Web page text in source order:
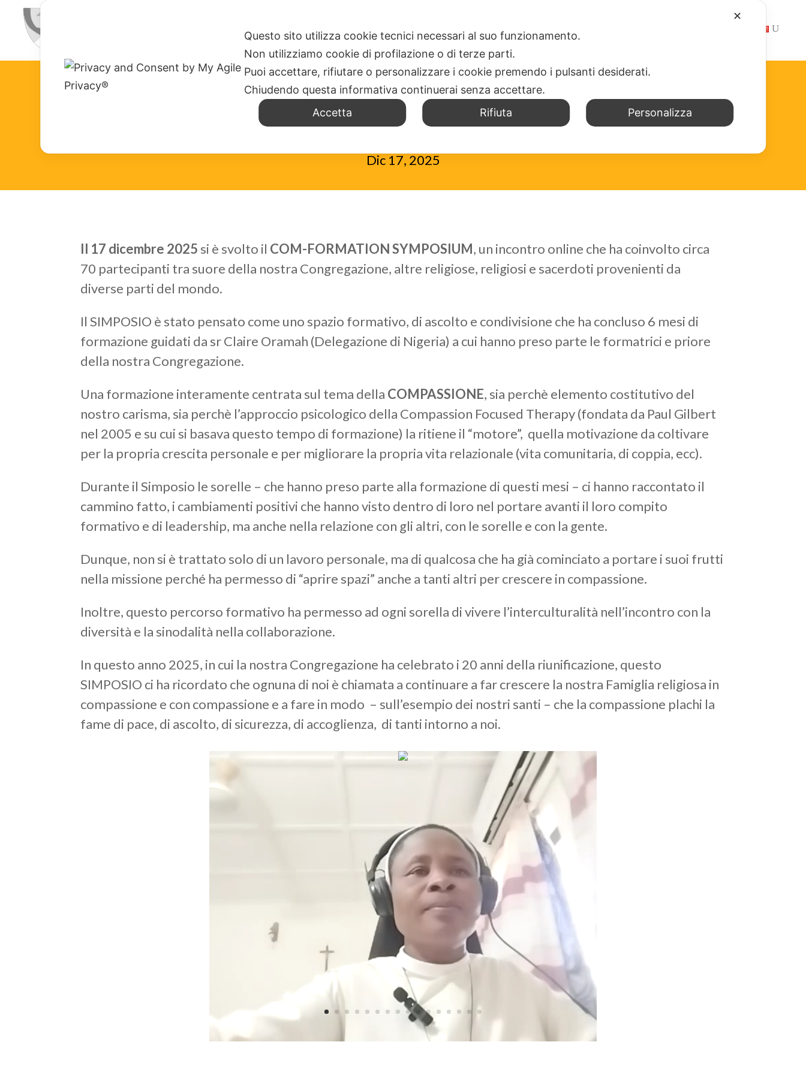
SYMPOSIUM ONLINE
Dic 17, 2025
Il 17 dicembre 2025 si è svolto il COM-FORMATION SYMPOSIUM, un incontro online che ha coinvolto circa
70 partecipanti tra suore della nostra Congregazione, altre religiose, religiosi e sacerdoti provenienti da
diverse parti del mondo.
Il SIMPOSIO è stato pensato come uno spazio formativo, di ascolto e condivisione che ha concluso 6 mesi di
formazione guidati da sr Claire Oramah (Delegazione di Nigeria) a cui hanno preso parte le formatrici e priore
della nostra Congregazione.
Una formazione interamente centrata sul tema della COMPASSIONE, sia perchè elemento costitutivo del
nostro carisma, sia perchè l’approccio psicologico della Compassion Focused Therapy (fondata da Paul Gilbert
nel 2005 e su cui si basava questo tempo di formazione) la ritiene il “motore”, quella motivazione da coltivare
per la propria crescita personale e per migliorare la propria vita relazionale (vita comunitaria, di coppia, ecc).
Durante il Simposio le sorelle – che hanno preso parte alla formazione di questi mesi – ci hanno raccontato il
cammino fatto, i cambiamenti positivi che hanno visto dentro di loro nel portare avanti il loro compito
formativo e di leadership, ma anche nella relazione con gli altri, con le sorelle e con la gente.
Dunque, non si è trattato solo di un lavoro personale, ma di qualcosa che ha già cominciato a portare i suoi frutti
nella missione perché ha permesso di “aprire spazi” anche a tanti altri per crescere in compassione.
Inoltre, questo percorso formativo ha permesso ad ogni sorella di vivere l’interculturalità nell’incontro con la
diversità e la sinodalità nella collaborazione.
In questo anno 2025, in cui la nostra Congregazione ha celebrato i 20 anni della riunificazione, questo
SIMPOSIO ci ha ricordato che ognuna di noi è chiamata a continuare a far crescere la nostra Famiglia religiosa in
compassione e con compassione e a fare in modo – sull’esempio dei nostri santi – che la compassione plachi la
fame di pace, di ascolto, di sicurezza, di accoglienza, di tanti intorno a noi.
✕
Questo sito utilizza cookie tecnici necessari al suo funzionamento.
Non utilizziamo cookie di profilazione o di terze parti.
Puoi accettare, rifiutare o personalizzare i cookie premendo i pulsanti desiderati.
Chiudendo questa informativa continuerai senza accettare.
Accetta
Rifiuta Personalizza